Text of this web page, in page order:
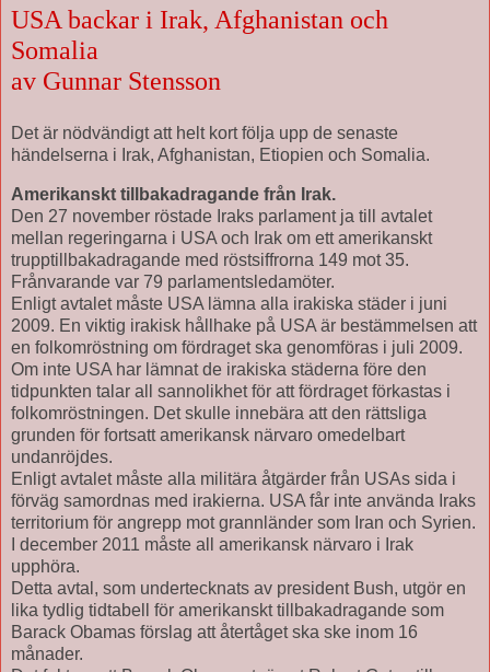
USA backar i Irak, Afghanistan och
Somalia
av Gunnar Stensson
Det är nödvändigt att helt kort följa upp de senaste
händelserna i Irak, Afghanistan, Etiopien och Somalia.
Amerikanskt tillbakadragande från Irak.
Den 27 november röstade Iraks parlament ja till avtalet
mellan regeringarna i USA och Irak om ett amerikanskt
trupptillbakadragande med röstsiffrorna 149 mot 35.
Frånvarande var 79 parlamentsledamöter.
Enligt avtalet måste USA lämna alla irakiska städer i juni
2009. En viktig irakisk hållhake på USA är bestämmelsen att
en folkomröstning om fördraget ska genomföras i juli 2009.
Om inte USA har lämnat de irakiska städerna före den
tidpunkten talar all sannolikhet för att fördraget förkastas i
folkomröstningen. Det skulle innebära att den rättsliga
grunden för fortsatt amerikansk närvaro omedelbart
undanröjdes.
Enligt avtalet måste alla militära åtgärder från USAs sida i
förväg samordnas med irakierna. USA får inte använda Iraks
territorium för angrepp mot grannländer som Iran och Syrien.
I december 2011 måste all amerikansk närvaro i Irak
upphöra.
Detta avtal, som undertecknats av president Bush, utgör en
lika tydlig tidtabell för amerikanskt tillbakadragande som
Barack Obamas förslag att återtåget ska ske inom 16
månader.